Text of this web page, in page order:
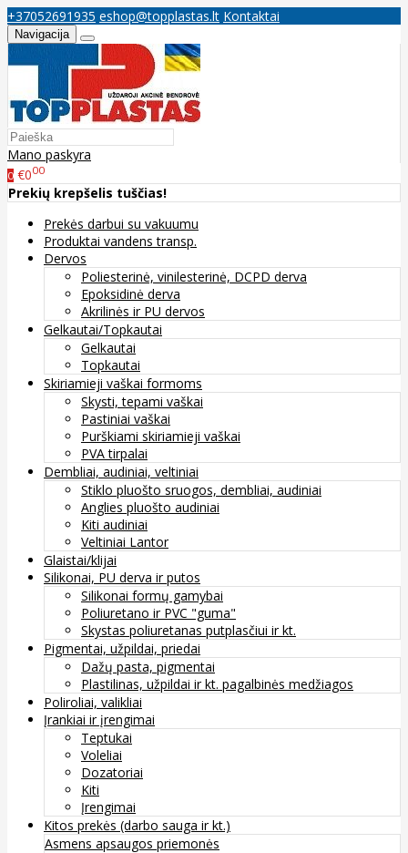
+37052691935 eshop@topplastas.lt Kontaktai
Navigacija
Mano paskyra
0 €000
Prekių krepšelis tuščias!
Prekės darbui su vakuumu
Produktai vandens transp.
Dervos
Poliesterinė, vinilesterinė, DCPD derva
Epoksidinė derva
Akrilinės ir PU dervos
Gelkautai/Topkautai
Gelkautai
Topkautai
Skiriamieji vaškai formoms
Skysti, tepami vaškai
Pastiniai vaškai
Purškiami skiriamieji vaškai
PVA tirpalai
Dembliai, audiniai, veltiniai
Stiklo pluošto sruogos, dembliai, audiniai
Anglies pluošto audiniai
Kiti audiniai
Veltiniai Lantor
Glaistai/klijai
Silikonai, PU derva ir putos
Silikonai formų gamybai
Poliuretano ir PVC "guma"
Skystas poliuretanas putplasčiui ir kt.
Pigmentai, užpildai, priedai
Dažų pasta, pigmentai
Plastilinas, užpildai ir kt. pagalbinės medžiagos
Poliroliai, valikliai
Įrankiai ir įrengimai
Teptukai
Voleliai
Dozatoriai
Kiti
Įrengimai
Kitos prekės (darbo sauga ir kt.)
Asmens apsaugos priemonės